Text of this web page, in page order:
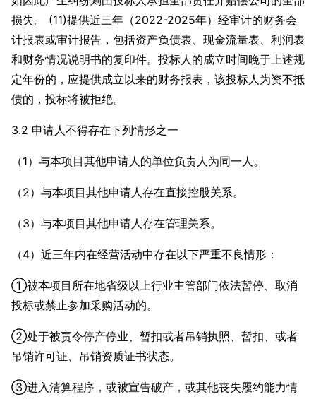
损失。 (11)提供近三年（2022-2025年）经审计的财务会
计报表或审计报告，包括资产负债表、现金流量表、利润表
和财务情况说明书的复印件。投标人的成立时间晚于上述规
定年份的，应提供成立以来的财务报表，该投标人为资不抵
债的，投标将被拒绝。
3.2 申请人不得存在下列情形之一
（1）与本项目其他申请人的单位负责人为同一人。
（2）与本项目其他申请人存在直接控股关系。
（3）与本项目其他申请人存在管理关系。
（4）近三年内在经营活动中存在以下严重不良情形：
①被本项目所在地省级以上行业主管部门依法暂停、取消
投标或禁止参加采购活动的。
②处于被责令停产停业、暂扣或者吊销执照、暂扣、或者
吊销许可证、吊销资质证书状态。
③进入清算程序，或被宣告破产，或其他丧失履约能力情